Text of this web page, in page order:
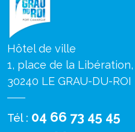
Hôtel de ville
1, place de la Libération,
30240 LE GRAU-DU-ROI
Tél : 04 66 73 45 45